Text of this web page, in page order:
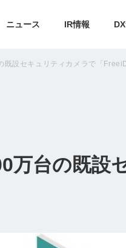
ニュース IR情報
設セキュリティカメラで「
万台の既設